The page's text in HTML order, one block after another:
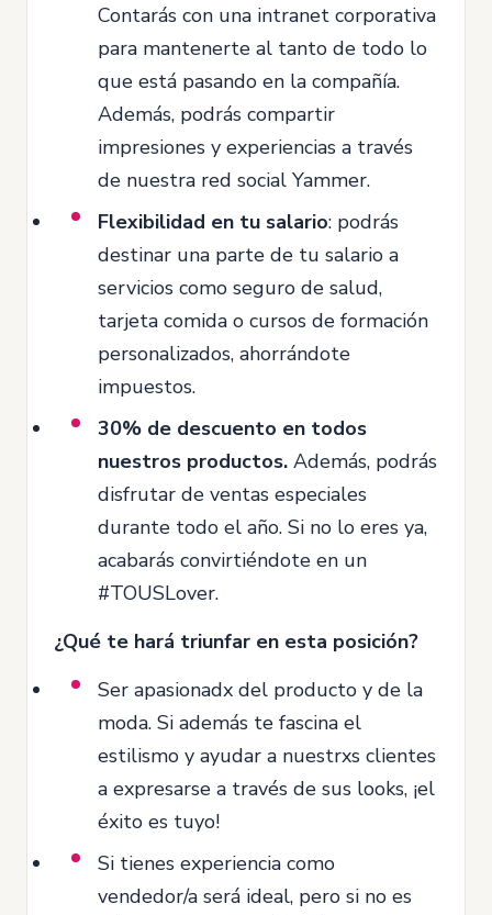
Contarás con una intranet corporativa
para mantenerte al tanto de todo lo
que está pasando en la compañía.
Además, podrás compartir
impresiones y experiencias a través
de nuestra red social Yammer.
Flexibilidad en tu salario: podrás
destinar una parte de tu salario a
servicios como seguro de salud,
tarjeta comida o cursos de formación
personalizados, ahorrándote
impuestos.
30% de descuento en todos
nuestros productos. Además, podrás
disfrutar de ventas especiales
durante todo el año. Si no lo eres ya,
acabarás convirtiéndote en un
#TOUSLover.
¿Qué te hará triunfar en esta posición?
Ser apasionadx del producto y de la
moda. Si además te fascina el
estilismo y ayudar a nuestrxs clientes
a expresarse a través de sus looks, ¡el
éxito es tuyo!
Si tienes experiencia como
vendedor/a será ideal, pero si no es